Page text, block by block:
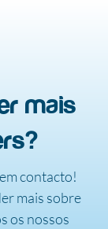
mais
contacto!
mais sobre
os nossos